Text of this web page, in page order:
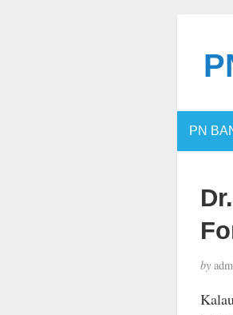
PN
by